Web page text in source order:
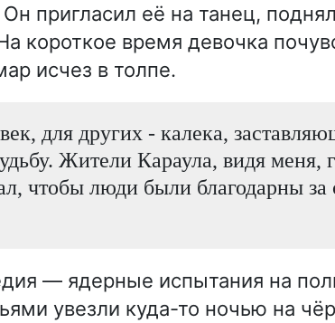
пригласил её на танец,
короткое время девочка
исчез в толпе.
для других - калека,
Жители Караула, видя меня,
чтобы люди были благодарны за
— ядерные испытания на
увезли куда-то ночью на